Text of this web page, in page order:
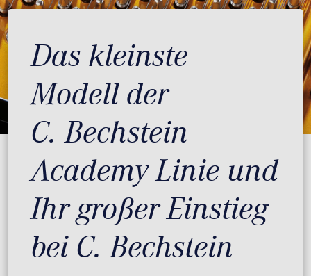
Das kleinste
Modell der
C. Bechstein
Academy Linie und
Ihr großer Einstieg
bei C. Bechstein